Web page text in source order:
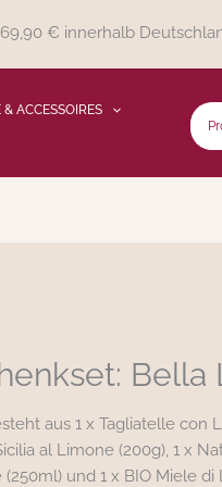
€ innerhalb
ACCESSOIRES
Bella
aus 1 x Tagliatelle con
al Limone (200g), 1 x
und 1 x BIO Miele di